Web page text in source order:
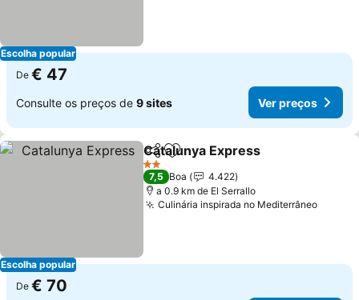
Escolha popular
De € 47
Consulte os preços de 9 sites Ver preços
Escolha popular
PartilharAdicionar aos favoritos
Catalunya Express
2 Estrelas
7,5 Boa
4.422
a 0.9 km de El Serrallo
Culinária inspirada no MediterrâneoVer
De € 70